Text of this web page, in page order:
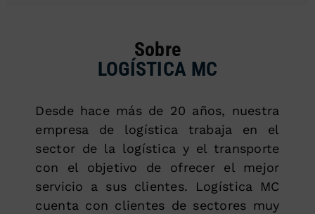
Sobre
LOGÍSTICA MC
Desde hace más de 20 años, nuestra
empresa de logística trabaja en el
sector de la logística y el transporte
con el objetivo de ofrecer el mejor
servicio a sus clientes. Logística MC
cuenta con clientes de sectores muy